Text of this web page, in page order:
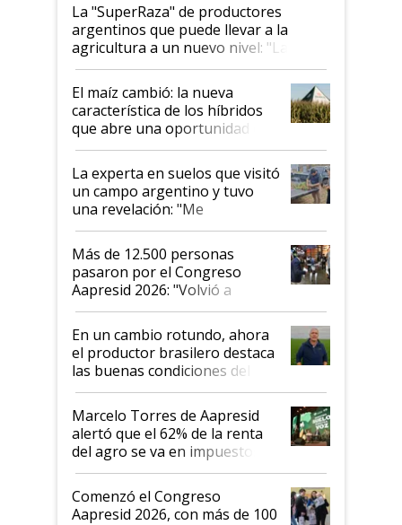
La "SuperRaza" de productores
argentinos que puede llevar a la
agricultura a un nuevo nivel: "Las
posibilidades de crecimiento son
infinitas"
El maíz cambió: la nueva
característica de los híbridos
que abre una oportunidad en
el lote
La experta en suelos que visitó
un campo argentino y tuvo
una revelación: "Me
impresionó mucho"
Más de 12.500 personas
pasaron por el Congreso
Aapresid 2026: "Volvió a
demostrar que hablar del
suelo es hablar de todo el
sistema productivo"
En un cambio rotundo, ahora
el productor brasilero destaca
las buenas condiciones del
agro argentino para invertir:
"Los veo más motivados"
Marcelo Torres de Aapresid
alertó que el 62% de la renta
del agro se va en impuestos:
"No es bueno que en
Argentina se sigan discutiendo
las mismas cosas de hace 50
Comenzó el Congreso
Aapresid 2026, con más de 100